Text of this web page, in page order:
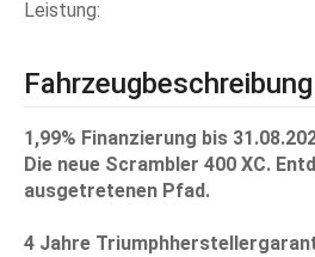
Leistung
Fahrzeugbeschreibung
1,99% Finanzierung bis
Die neue Scrambler 400 XC.
ausgetretenen Pfad.
4 Jahre